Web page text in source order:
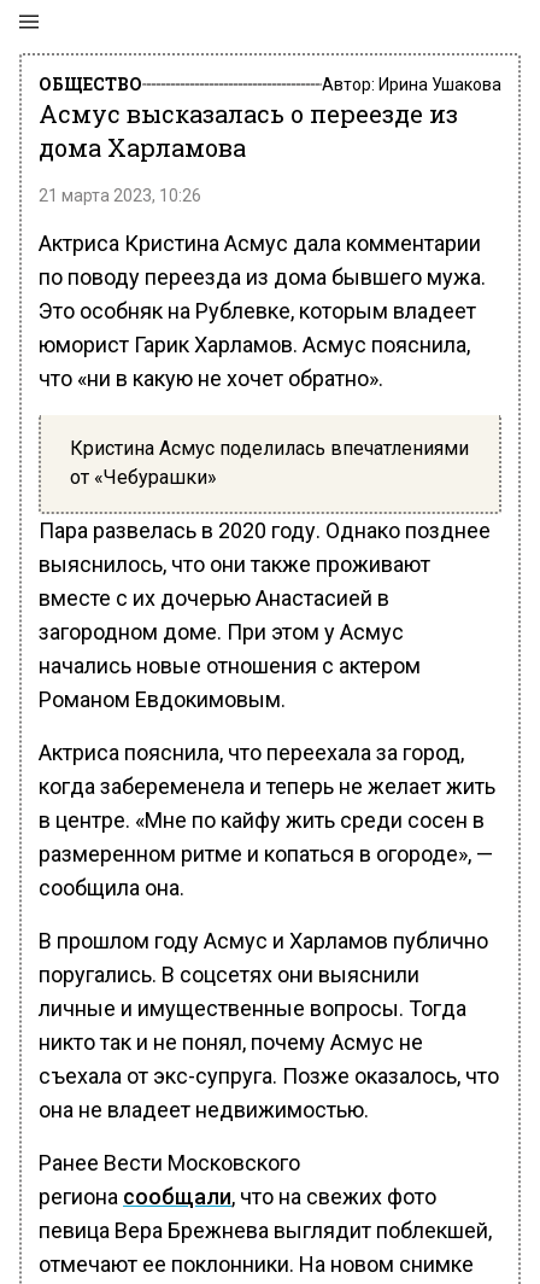
ОБЩЕСТВО Автор: Ирина Ушакова
Асмус высказалась о переезде из
дома Харламова
21 марта 2023, 10:26
Актриса Кристина Асмус дала комментарии
по поводу переезда из дома бывшего мужа.
Это особняк на Рублевке, которым владеет
юморист Гарик Харламов. Асмус пояснила,
что «ни в какую не хочет обратно».
Кристина Асмус поделилась впечатлениями
от «Чебурашки»
Пара развелась в 2020 году. Однако позднее
выяснилось, что они также проживают
вместе с их дочерью Анастасией в
загородном доме. При этом у Асмус
начались новые отношения с актером
Романом Евдокимовым.
Актриса пояснила, что переехала за город,
когда забеременела и теперь не желает жить
в центре. «Мне по кайфу жить среди сосен в
размеренном ритме и копаться в огороде», —
сообщила она.
В прошлом году Асмус и Харламов публично
поругались. В соцсетях они выяснили
личные и имущественные вопросы. Тогда
никто так и не понял, почему Асмус не
съехала от экс-супруга. Позже оказалось, что
она не владеет недвижимостью.
Ранее Вести Московского
региона сообщали, что на свежих фото
певица Вера Брежнева выглядит поблекшей,
отмечают ее поклонники. На новом снимке